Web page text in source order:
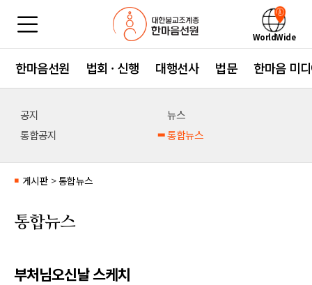
WorldWide
한마음선원 법회 · 신행 대행선사 법문 한마음 미
공지
뉴스
통합공지
통합뉴스
■ 게시판 > 통합뉴스
통합뉴스
부처님오신날 스케치